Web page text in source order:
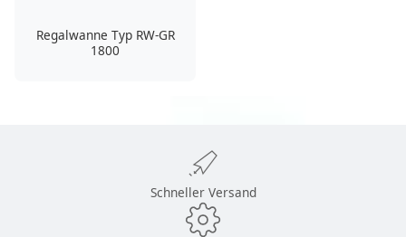
Regalwanne Typ RW-GR
1800
Schneller Versand